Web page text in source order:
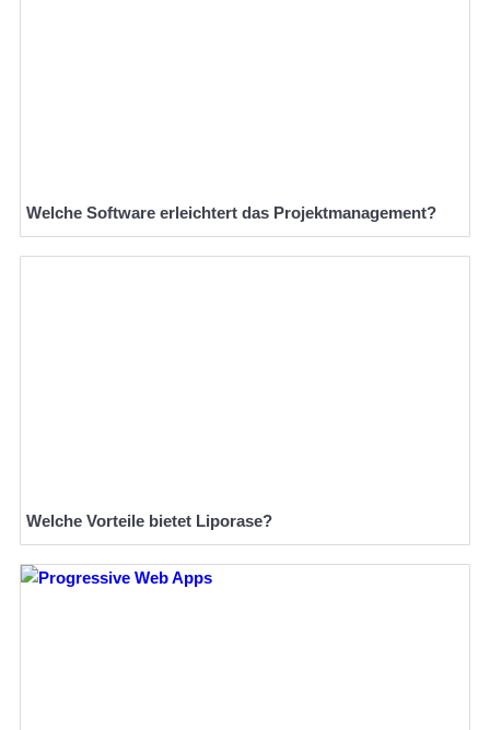
Welche Software erleichtert das Projektmanagement?
Welche Vorteile bietet Liporase?